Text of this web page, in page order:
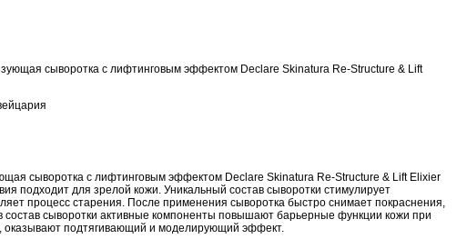
сыворотка с лифтинговым эффектом Declare Skinatura Re-Structure & Lift
сыворотка с лифтинговым эффектом Declare Skinatura Re-Structure & Lift Elixier
подходит для зрелой кожи. Уникальный состав сыворотки стимулирует
процесс старения. После применения сыворотка быстро снимает покраснения,
состав сыворотки активные компоненты повышают барьерные функции кожи при
оказывают подтягивающий и моделирующий эффект.